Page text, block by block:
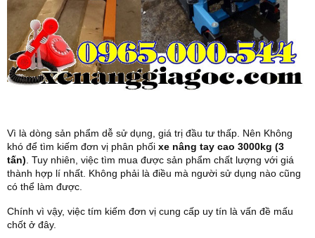
Vì là dòng sản phẩm dễ sử dụng, giá trị đầu tư thấp. Nên Không
khó để tìm kiếm đơn vị phân phối xe nâng tay cao 3000kg (3
tấn) . Tuy nhiên, việc tìm mua được sản phẩm chất lượng với giá
thành hợp lí nhất. Không phải là điều mà người sử dụng nào cũng
có thể làm được.
Chính vì vậy, việc tím kiếm đơn vị cung cấp uy tín là vấn đề mấu
chốt ở đây.